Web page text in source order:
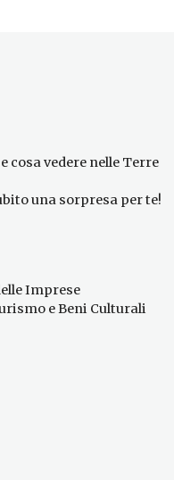
cosa vedere nelle Terre
una sorpresa per te!
Imprese
e Beni Culturali